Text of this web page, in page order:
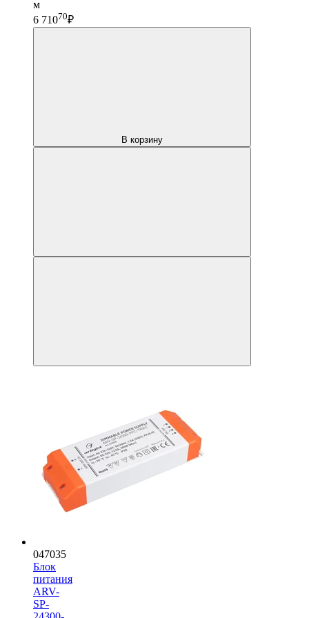
м
6 71070₽
В корзину
047035
Блок
питания
ARV-
SP-